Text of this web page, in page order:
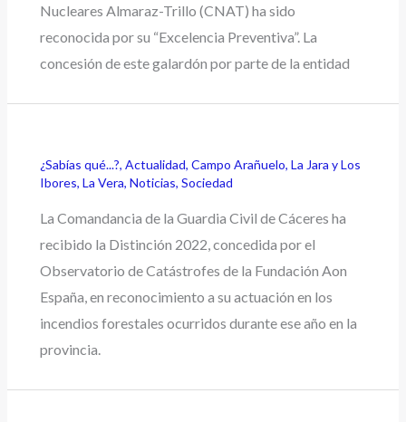
Nucleares Almaraz-Trillo (CNAT) ha sido
reconocida por su “Excelencia Preventiva”. La
concesión de este galardón por parte de la entidad
¿Sabías qué...?,Actualidad,Campo Arañuelo,La Jara y Los
Ibores,La Vera,Noticias,Sociedad
La Comandancia de la Guardia Civil de Cáceres ha
recibido la Distinción 2022, concedida por el
Observatorio de Catástrofes de la Fundación Aon
España, en reconocimiento a su actuación en los
incendios forestales ocurridos durante ese año en la
provincia.